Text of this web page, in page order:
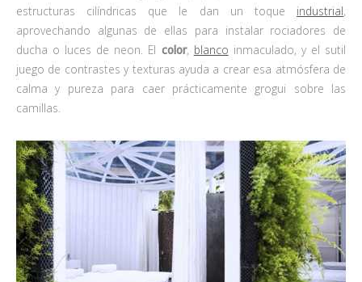
estructuras cilíndricas que le dan un toque industrial,
aprovechando algunas de ellas para instalar rociadores de
ducha o luces de neon. El color, blanco inmaculado, y el sutil
juego de contrastes y texturas ayuda a crear esa atmósfera de
calma y pureza para caer prácticamente grogui sobre las
camillas.